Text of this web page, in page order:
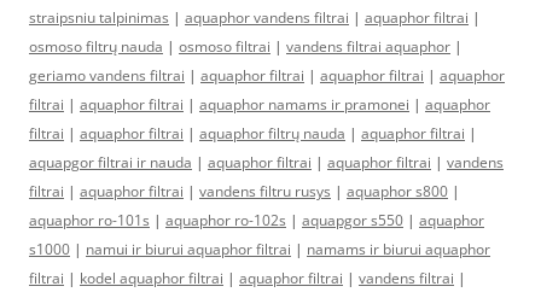
straipsniu talpinimas | aquaphor vandens filtrai | aquaphor filtrai |
osmoso filtrų nauda | osmoso filtrai | vandens filtrai aquaphor |
geriamo vandens filtrai | aquaphor filtrai | aquaphor filtrai | aquaphor
filtrai | aquaphor filtrai | aquaphor namams ir pramonei | aquaphor
filtrai | aquaphor filtrai | aquaphor filtrų nauda | aquaphor filtrai |
aquapgor filtrai ir nauda | aquaphor filtrai | aquaphor filtrai | vandens
filtrai | aquaphor filtrai | vandens filtru rusys | aquaphor s800 |
aquaphor ro-101s | aquaphor ro-102s | aquapgor s550 | aquaphor
s1000 | namui ir biurui aquaphor filtrai | namams ir biurui aquaphor
filtrai | kodel aquaphor filtrai | aquaphor filtrai | vandens filtrai |